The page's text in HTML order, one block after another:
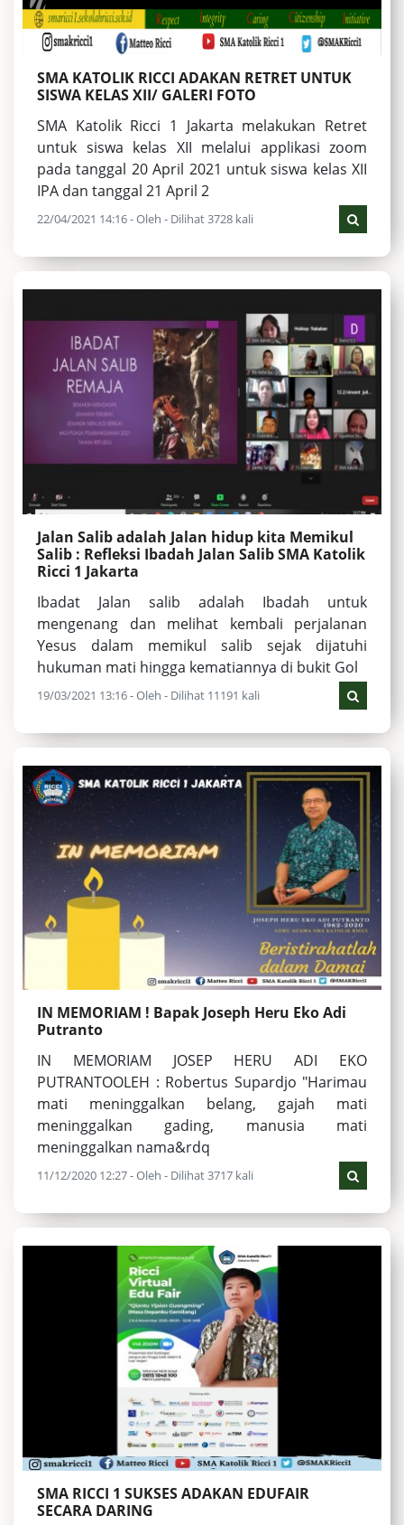
SMA KATOLIK RICCI ADAKAN RETRET UNTUK
SISWA KELAS XII/ GALERI FOTO
SMA Katolik Ricci 1 Jakarta melakukan Retret
untuk siswa kelas XII melalui applikasi zoom
pada tanggal 20 April 2021 untuk siswa kelas XII
IPA dan tanggal 21 April 2
22/04/2021 14:16 - Oleh - Dilihat 3728 kali
Jalan Salib adalah Jalan hidup kita Memikul
Salib : Refleksi Ibadah Jalan Salib SMA Katolik
Ricci 1 Jakarta
Ibadat Jalan salib adalah Ibadah untuk
mengenang dan melihat kembali perjalanan
Yesus dalam memikul salib sejak dijatuhi
hukuman mati hingga kematiannya di bukit Gol
19/03/2021 13:16 - Oleh - Dilihat 11191 kali
IN MEMORIAM ! Bapak Joseph Heru Eko Adi
Putranto
IN MEMORIAM JOSEP HERU ADI EKO
PUTRANTOOLEH : Robertus Supardjo "Harimau
mati meninggalkan belang, gajah mati
meninggalkan gading, manusia mati
meninggalkan nama&rdq
11/12/2020 12:27 - Oleh - Dilihat 3717 kali
SMA RICCI 1 SUKSES ADAKAN EDUFAIR
SECARA DARING